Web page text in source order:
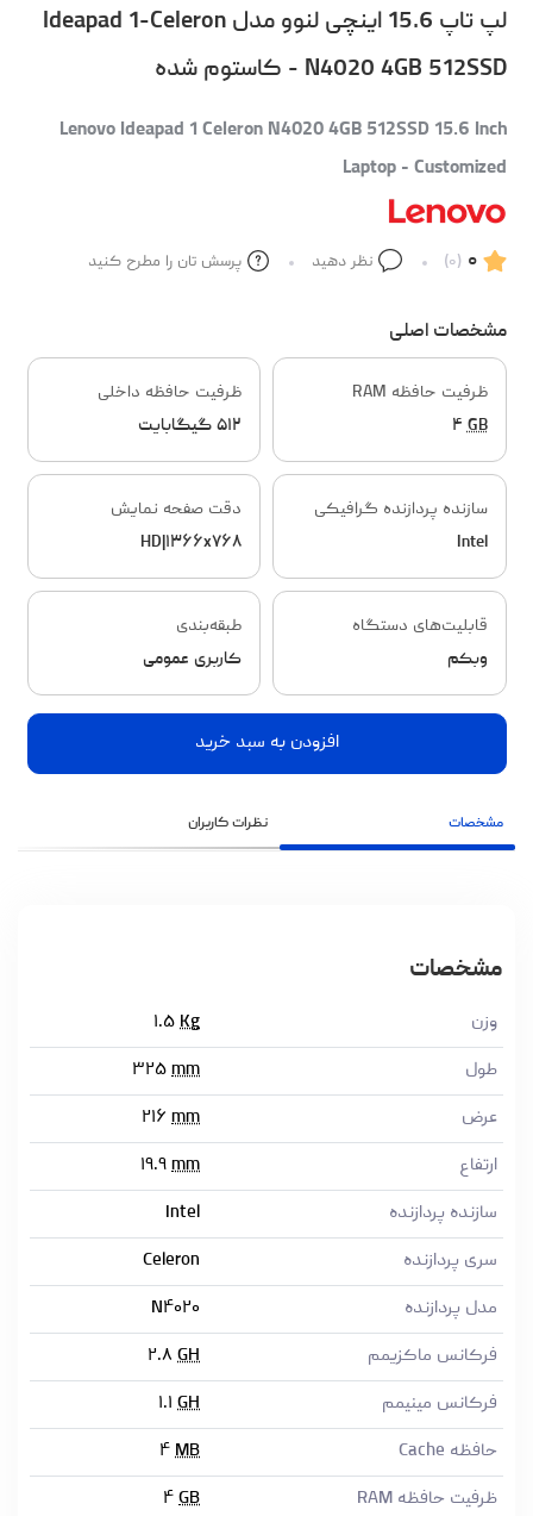
لپ تاپ 15.6 اینچی لنوو مدل Ideapad 1-Celeron
N4020 4GB 512SSD - کاستوم شده
Lenovo Ideapad 1 Celeron N4020 4GB 512SSD 15.6 Inch
Laptop - Customized
۰ (۰) نظر دهید پرسش تان را مطرح کنید
مشخصات اصلی
ظرفیت حافظه RAM
۴GB
ظرفیت حافظه داخلی
۵۱۲ گیگابایت
سازنده پردازنده گرافیکی
Intel
دقت صفحه نمایش
HD|۱۳۶۶x۷۶۸
قابلیت‌های دستگاه
وبکم
طبقه‌بندی
کاربری عمومی
افزودن به سبد خرید
مشخصات نظرات کاربران
مشخصات
وزن ۱.۵ Kg
طول
۳۲۵ mm
عرض
۲۱۶ mm
ارتفاع
۱۹.۹ mm
سازنده پردازنده
Intel
سری پردازنده
Celeron
مدل پردازنده
N۴۰۲۰
فرکانس ماکزیمم
۲.۸ GH
فرکانس مینیمم
۱.۱ GH
حافظه Cache
۴ MB
ظرفیت حافظه RAM
۴ GB